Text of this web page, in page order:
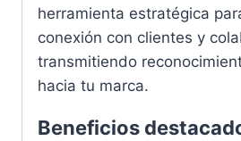
herramienta estratégica
conexión con clientes y
transmitiendo
hacia tu marca.
Beneficios